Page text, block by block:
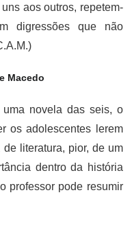
aos outros, repetem-
digressões que não
Macedo
novela das seis, o
os adolescentes lerem
literatura, pior, de um
dentro da história
professor pode resumir